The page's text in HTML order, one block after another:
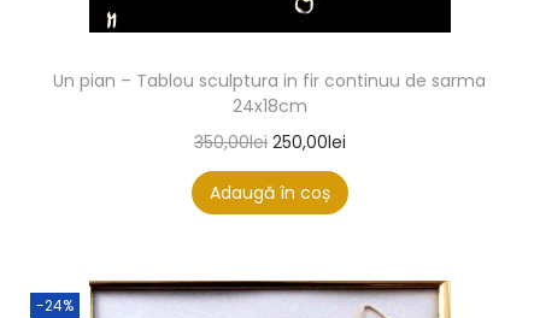
Un pian – Tablou sculptura in fir continuu de sarma
24x18cm
350,00lei 250,00lei
Adaugă în coș
-24%